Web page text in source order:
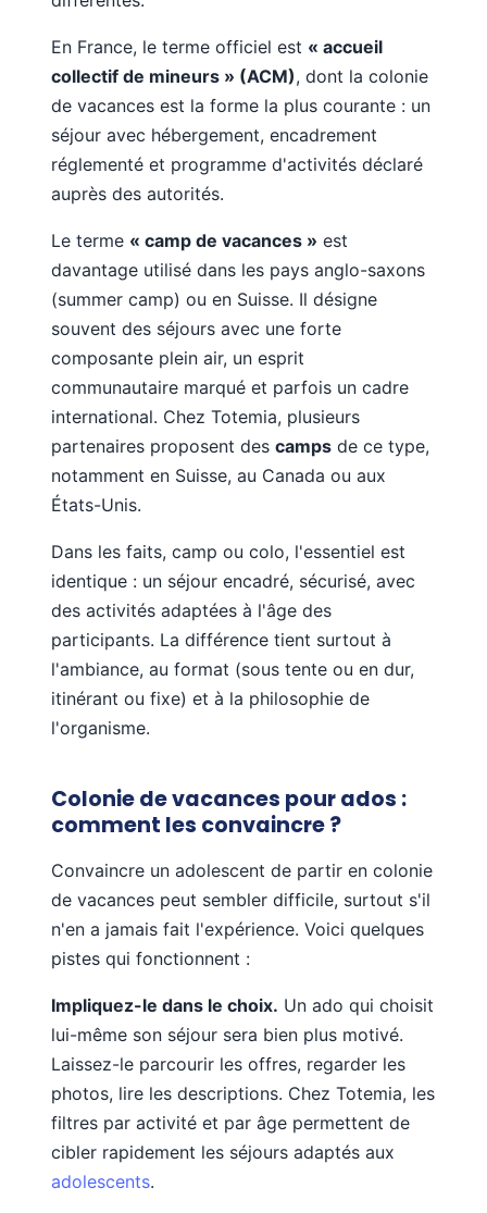
En France, le terme officiel est « accueil
collectif de mineurs » (ACM), dont la colonie
de vacances est la forme la plus courante : un
séjour avec hébergement, encadrement
réglementé et programme d'activités déclaré
auprès des autorités.
Le terme « camp de vacances » est
davantage utilisé dans les pays anglo-saxons
(summer camp) ou en Suisse. Il désigne
souvent des séjours avec une forte
composante plein air, un esprit
communautaire marqué et parfois un cadre
international. Chez Totemia, plusieurs
partenaires proposent des camps de ce type,
notamment en Suisse, au Canada ou aux
États-Unis.
Dans les faits, camp ou colo, l'essentiel est
identique : un séjour encadré, sécurisé, avec
des activités adaptées à l'âge des
participants. La différence tient surtout à
l'ambiance, au format (sous tente ou en dur,
itinérant ou fixe) et à la philosophie de
l'organisme.
Colonie de vacances pour ados :
comment les convaincre ?
Convaincre un adolescent de partir en colonie
de vacances peut sembler difficile, surtout s'il
n'en a jamais fait l'expérience. Voici quelques
pistes qui fonctionnent :
Impliquez-le dans le choix. Un ado qui choisit
lui-même son séjour sera bien plus motivé.
Laissez-le parcourir les offres, regarder les
photos, lire les descriptions. Chez Totemia, les
filtres par activité et par âge permettent de
cibler rapidement les séjours adaptés aux
adolescents.